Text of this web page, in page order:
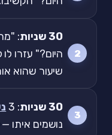
30 שניות
:
היום?" עזרו
שיעור שהוא
30 שניות : 3
נושמים איתו